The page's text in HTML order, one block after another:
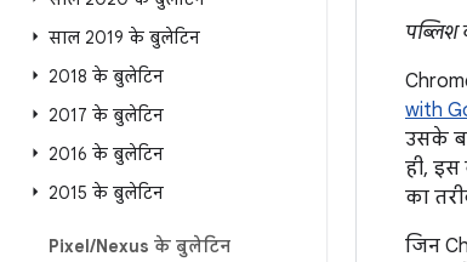
साल 2019 के बुलेटिन
2018 के बुलेटिन
2017 के बुलेटिन
2016 के बुलेटिन
2015 के बुलेटिन
Pixel/Nexus के बुलेटिन
पब्लिश
with
उसके
ही,
का
जिन